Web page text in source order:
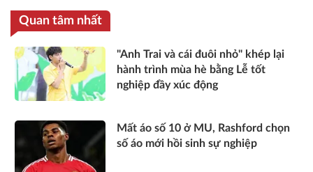
Quan tâm nhất
"Anh Trai và cái đuôi nhỏ" khép lại
hành trình mùa hè bằng Lễ tốt
nghiệp đầy xúc động
Mất áo số 10 ở MU, Rashford chọn
số áo mới hồi sinh sự nghiệp